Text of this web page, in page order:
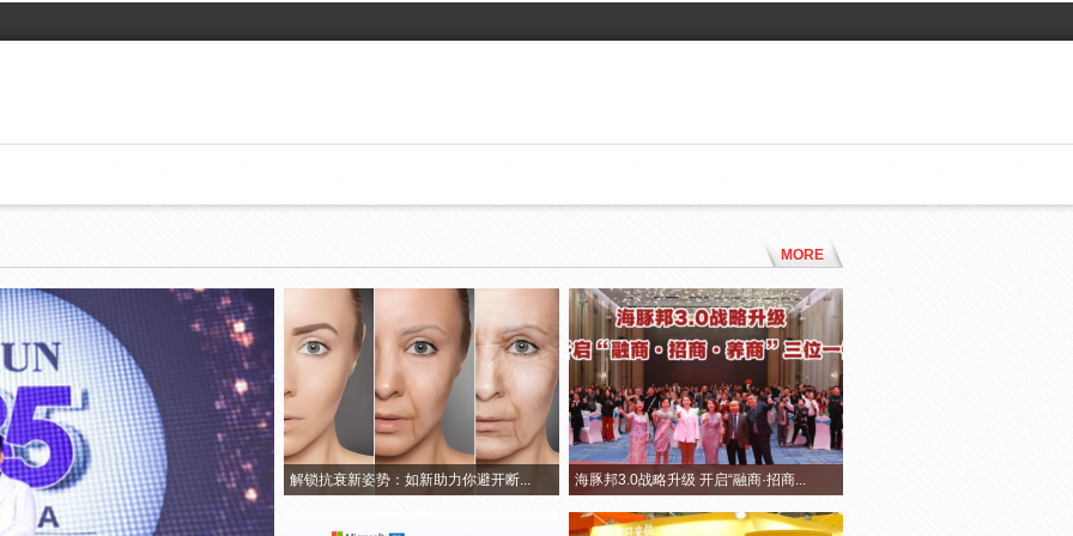
MORE
解锁抗衰新姿势：如新助力你避开断... 海豚邦3.0战略升级 开启“融商·招商...